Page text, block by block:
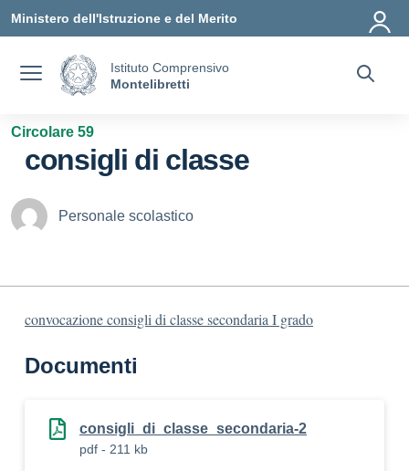
Ministero dell'Istruzione e del Merito
Istituto Comprensivo
Montelibretti
Circolare 59
consigli di classe
Personale scolastico
convocazione consigli di classe secondaria I grado
Documenti
consigli_di_classe_secondaria-2
pdf - 211 kb